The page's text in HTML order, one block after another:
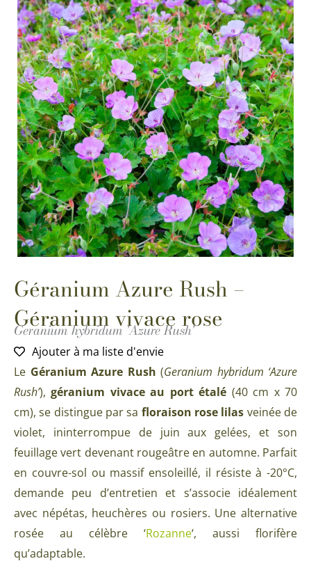
Géranium Azure Rush –
Géranium vivace rose
Geranium hybridum 'Azure Rush'
Ajouter à ma liste d'envie
Le Géranium Azure Rush (Geranium hybridum ‘Azure
Rush’),géranium vivace au port étalé (40 cm x 70
cm), se distingue par sa floraison rose lilas veinée de
violet, ininterrompue de juin aux gelées, et son
feuillage vert devenant rougeâtre en automne. Parfait
en couvre-sol ou massif ensoleillé, il résiste à -20°C,
demande peu d’entretien et s’associe idéalement
avec népétas, heuchères ou rosiers. Une alternative
rosée au célèbre ‘Rozanne‘, aussi florifère
qu’adaptable.